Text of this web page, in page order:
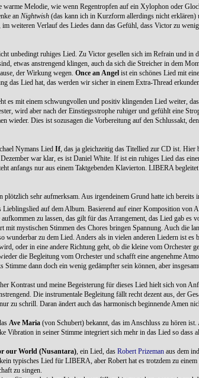
warme Melodie, wie wenn Regentropfen auf ein Xylophon oder
an Nightwish (das kann ich in Kurzform allerdings nicht erklären)
weiteren Verlauf des Liedes dann das Gefühl, dass Victor zu
unbedingt ruhiges Lied. Zu Victor gesellen sich im Refrain und
etwas anstrengend klingen, auch da sich die Streicher in dem
der Wirkung wegen. Once an Angel ist ein schönes Lied mit
das Lied hat, das werden wir sicher in einem Extra-Thread
es mit einem schwungvollen und positiv klingenden Lied weiter,
wird aber nach der Einstiegsstrophe ruhiger und gefühlt eine
wieder. Dies ist sozusagen die Vorbereitung auf den Schlussakt,
Nymans Lied If, das ja gleichzeitig das Titellied zur CD ist. Hier
war klar, es ist Daniel White. If ist ein ruhiges Lied das
anfangs nur aus einem Taktgebenden Klavierton. LIBERA
sehr aufmerksam. Aus irgendeinem Grund hatte ich bereits
Lieblingslied auf dem Album. Basierend auf einer Komposition von
zu lassen, das gilt für das Arrangement, das Lied gab es
mit mystischen Stimmen des Chores bringen Spannung. Auch
wunderbar zu dem Lied. Anders als in vielen anderen Liedern ist es
oder in eine andere Richtung geht, ob die kleine vom Orchester
die Begleitung vom Orchester und schafft eine angenehme
dann doch ein wenig gedämpfter sein können, aber
Kontrast und meine Begeisterung für dieses Lied hielt sich von
Die instrumentale Begleitung fällt recht dezent aus, der
zu schrill. Daran ändert auch das harmonisch beginnende Amen
Ave Maria (von Schubert) bekannt, das im Anschluss zu hören
Vibration in seiner Stimme integriert sich mehr in das Lied so dass
our World (Nusantara) , ein Lied, das Robert Prizeman aus dem
kein typisches Lied für LIBERA, aber Robert hat es trotzdem zu
zu singen.